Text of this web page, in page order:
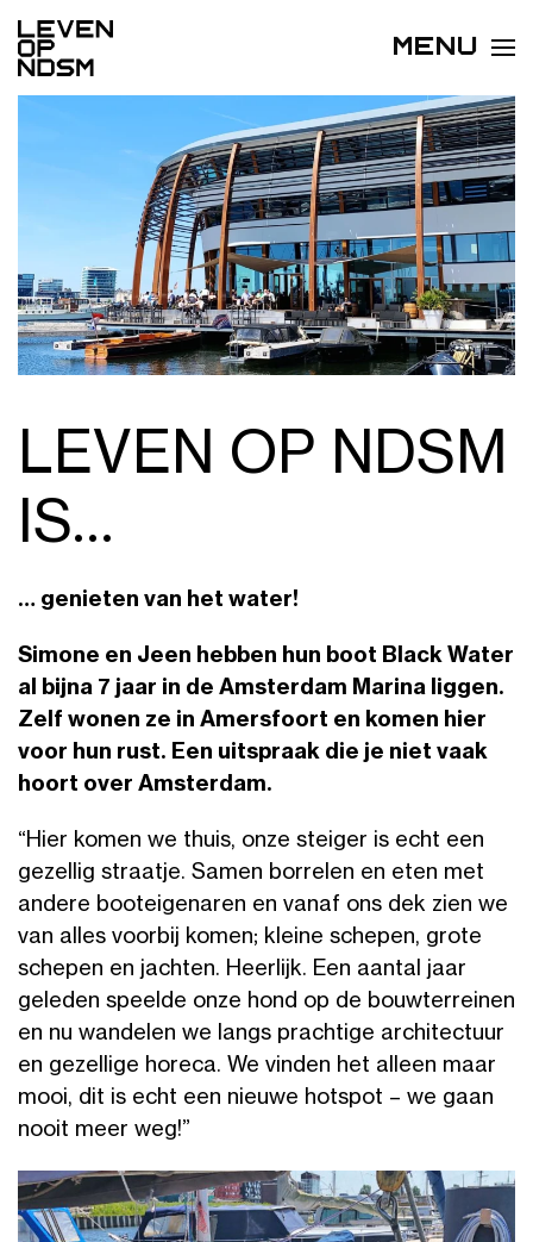
MENU
LEVEN OP NDSM
IS…
… genieten van het water!
Simone en Jeen hebben hun boot Black Water
al bijna 7 jaar in de Amsterdam Marina liggen.
Zelf wonen ze in Amersfoort en komen hier
voor hun rust. Een uitspraak die je niet vaak
hoort over Amsterdam.
“Hier komen we thuis, onze steiger is echt een
gezellig straatje. Samen borrelen en eten met
andere booteigenaren en vanaf ons dek zien we
van alles voorbij komen; kleine schepen, grote
schepen en jachten. Heerlijk. Een aantal jaar
geleden speelde onze hond op de bouwterreinen
en nu wandelen we langs prachtige architectuur
en gezellige horeca. We vinden het alleen maar
mooi, dit is echt een nieuwe hotspot – we gaan
nooit meer weg!”